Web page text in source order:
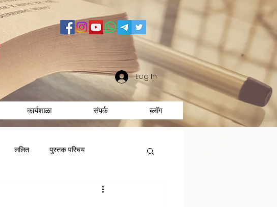
Log In
कार्यशाळा संपर्क ब्लॉग
ललित पुस्तक परिचय